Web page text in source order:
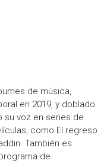
de música,
en 2019, y doblado
su voz en series de
como El regreso
También es
de